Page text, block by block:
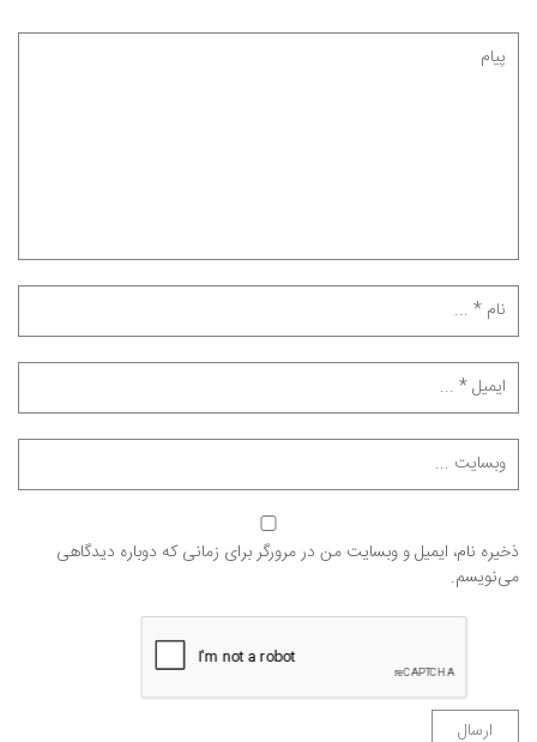
ذخیره نام، ایمیل و وبسایت من در مرورگر برای زمانی که دوباره دیدگاهی
می‌نویسم.